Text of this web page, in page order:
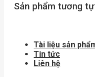
Tài liệu sản
Tin tức
Liên hệ
Sản phẩm tương tự